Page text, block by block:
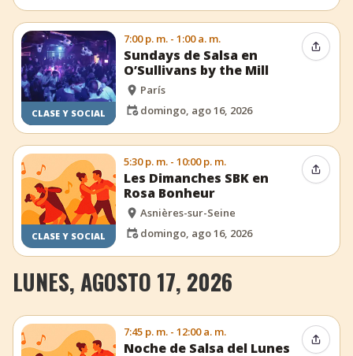
CLASE Y SOCIAL
7:00 p. m. - 1:00 a. m.
Sundays de Salsa en
O’Sullivans by the Mill
París
domingo, ago 16, 2026
CLASE Y SOCIAL
5:30 p. m. - 10:00 p. m.
Les Dimanches SBK en
Rosa Bonheur
Asnières-sur-Seine
domingo, ago 16, 2026
LUNES, AGOSTO 17, 2026
7:45 p. m. - 12:00 a. m.
Noche de Salsa del Lunes